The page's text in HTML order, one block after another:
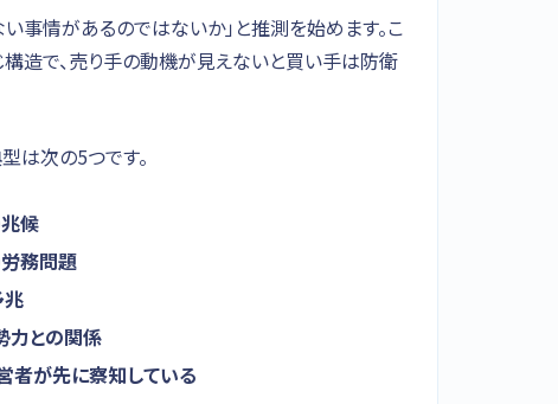
事情があるのではないか」と推測を始めます。こ
造で、売り手の動機が見えないと買い手は防衛
は次の5つです。
候
務問題
兆
力との関係
者が先に察知している